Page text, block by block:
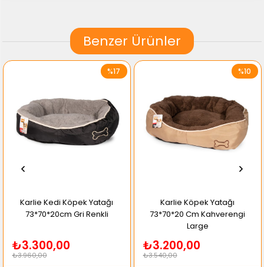
Benzer Ürünler
Karlie Kedi Köpek Yatağı
73*70*20cm Gri Renkli
₺3.300,00
₺3.960,00
%17
Karlie Köpek Yatağı
73*70*20 Cm Kahverengi
Large
₺3.200,00
₺3.540,00
%10